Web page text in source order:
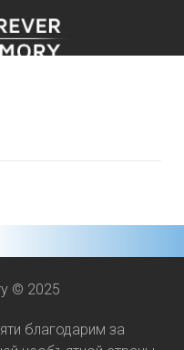
© 2025
благодарим за